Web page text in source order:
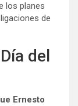
los planes
de
del
Ernesto